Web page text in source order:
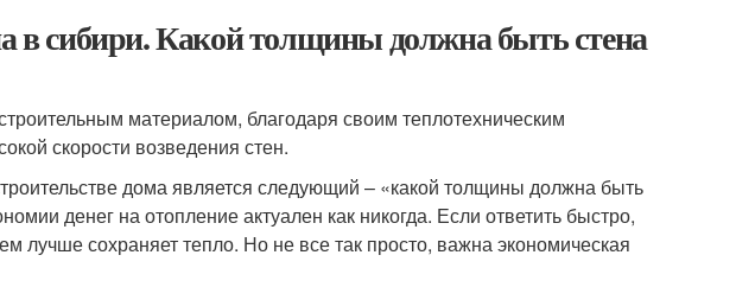
в сибири. Какой толщины должна быть стена
материалом, благодаря своим теплотехническим
скорости возведения стен.
дома является следующий – «какой толщины должна быть
денег на отопление актуален как никогда. Если ответить быстро,
лучше сохраняет тепло. Но не все так просто, важна экономическая